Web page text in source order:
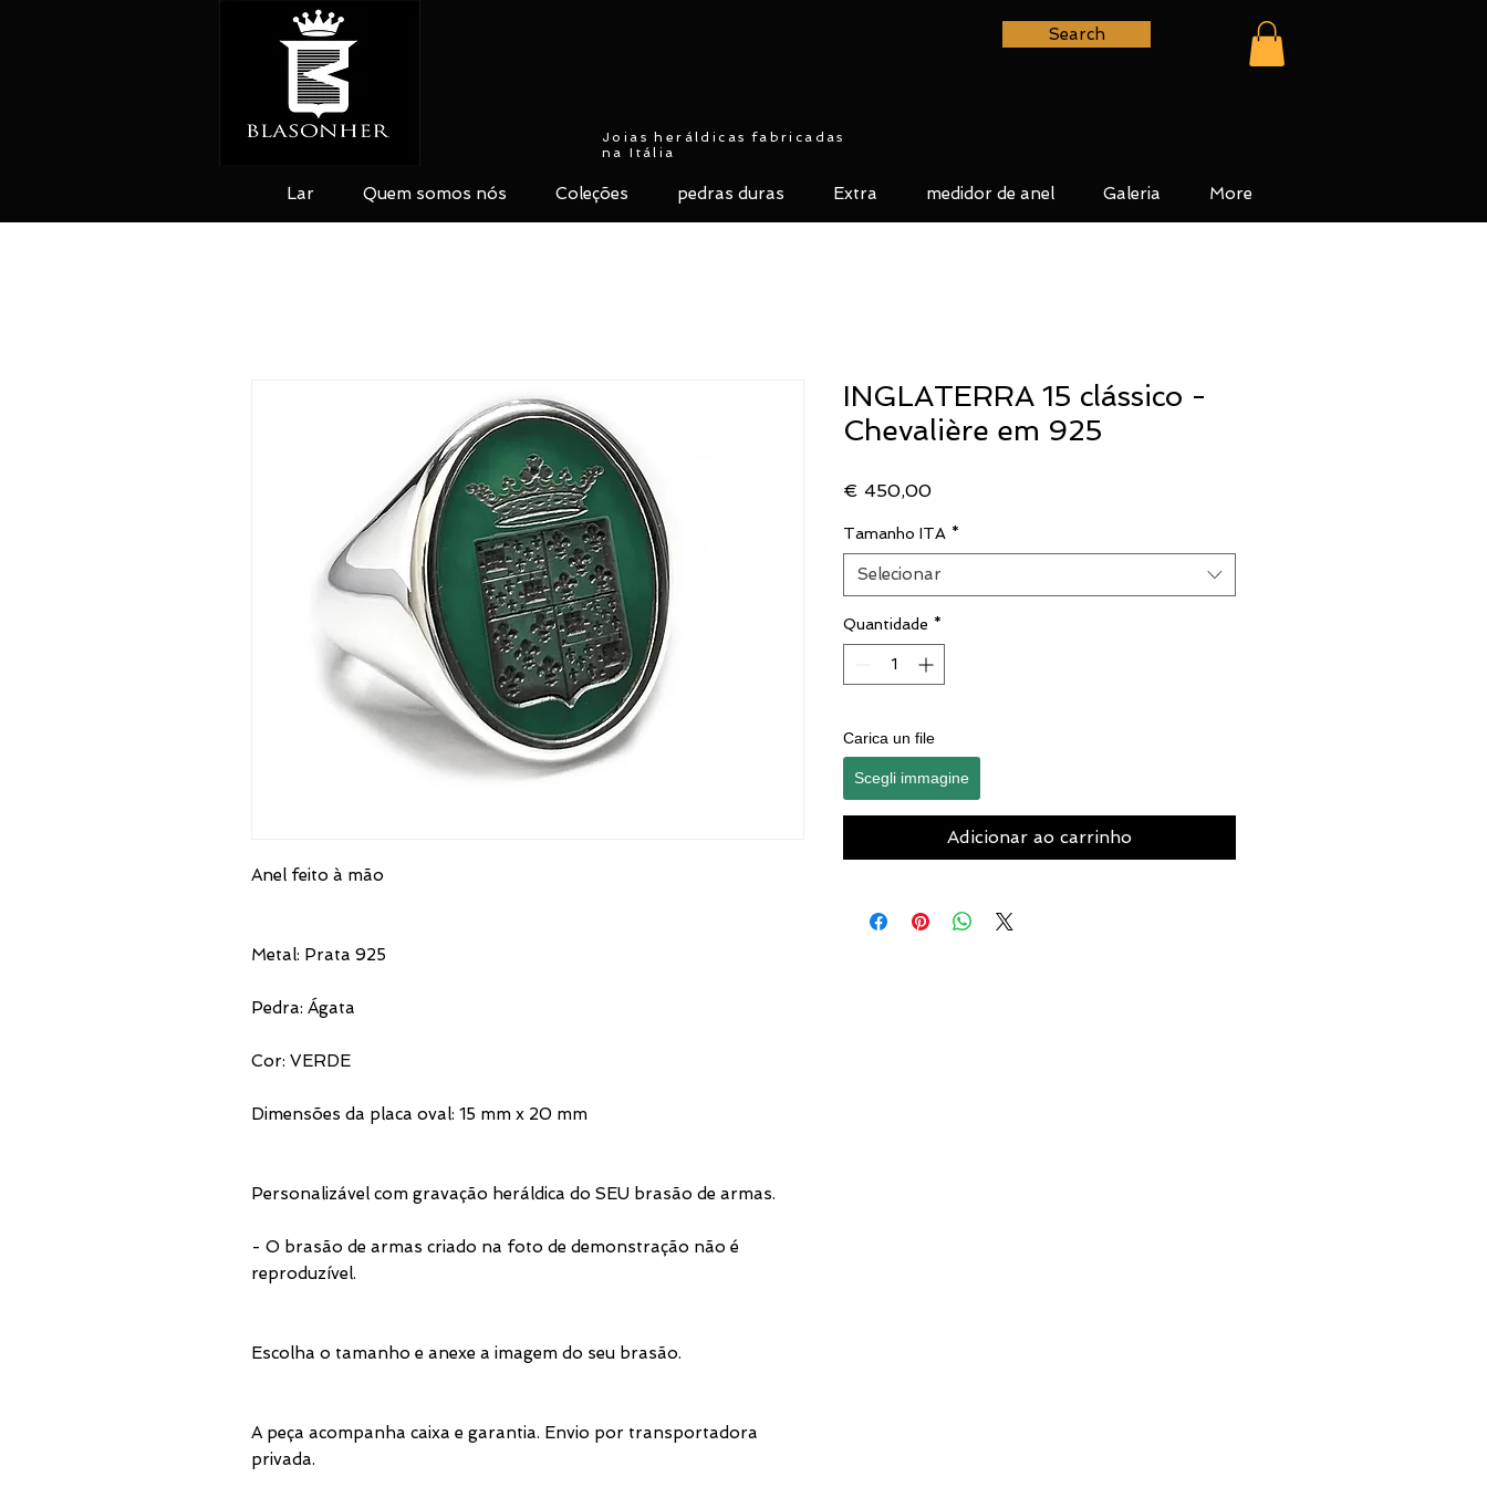
Search
Lar Quem somos nós Coleções pedras duras Extra medidor de anel Galeria More
Anel feito à mão
Metal: Prata 925
Pedra: Ágata
Cor: VERDE
Dimensões da placa oval: 15 mm x 20 mm
Personalizável com gravação heráldica do SEU brasão de armas.
- O brasão de armas criado na foto de demonstração não é
reproduzível.
Escolha o tamanho e anexe a imagem do seu brasão.
A peça acompanha caixa e garantia. Envio por transportadora
privada.
INGLATERRA 15 clássico -
Chevalière em 925
€ 450,00Preço
Tamanho ITA *
Selecionar
Quantidade *
Carica un file
Scegli immagine
Adicionar ao carrinho
Joias heráldicas fabricadas
na Itália